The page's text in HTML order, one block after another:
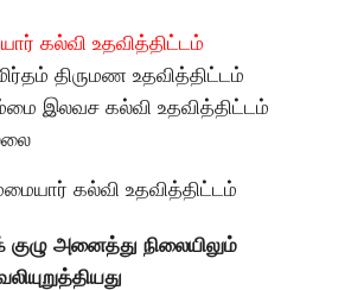
கல்வி உதவித்திட்டம்
திருமண உதவித்திட்டம்
இலவச கல்வி உதவித்திட்டம்
கல்வி உதவித்திட்டம்
குழு அனைத்து நிலையிலும்